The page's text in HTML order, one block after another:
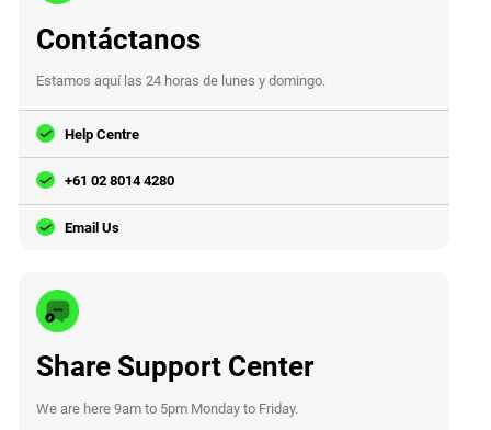
Contáctanos
Estamos aquí las 24 horas de lunes y domingo.
Help Centre
+61 02 8014 4280
Email Us
Share Support Center
We are here 9am to 5pm Monday to Friday.